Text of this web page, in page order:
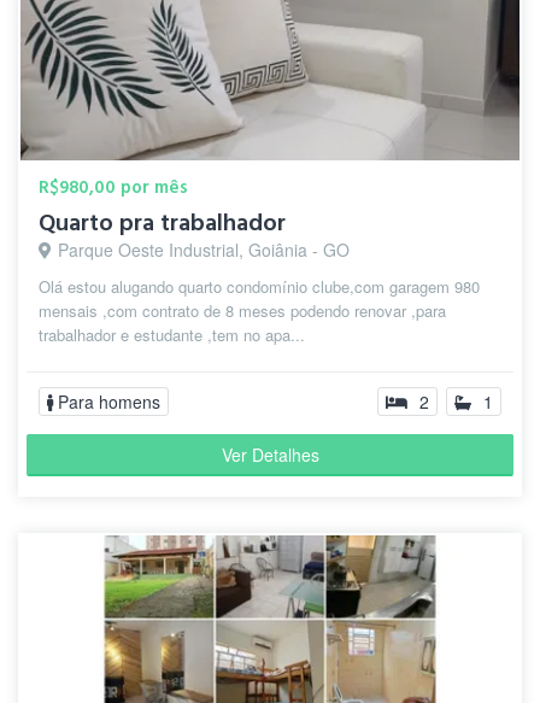
R$980,00 por mês
Quarto pra trabalhador
Parque Oeste Industrial, Goiânia - GO
Olá estou alugando quarto condomínio clube,com garagem 980
mensais ,com contrato de 8 meses podendo renovar ,para
trabalhador e estudante ,tem no apa...
Para homens 2 1
Ver Detalhes